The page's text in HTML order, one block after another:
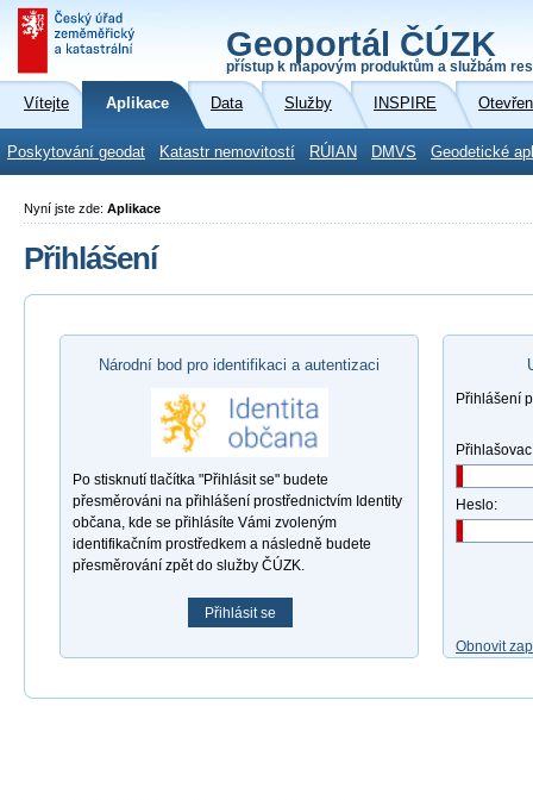
Geoportál ČÚZK
přístup k mapovým produktům a službám
Vítejte Aplikace Data Služby INSPIRE
Poskytování geodat Katastr nemovitostí RÚIAN DMVS Geodetické
Nyní jste zde: Aplikace
Přihlášení
Národní bod pro identifikaci a autentizaci
Po stisknutí tlačítka "Přihlásit se" budete
přesměrováni na přihlášení prostřednictvím Identity
občana, kde se přihlásíte Vámi zvoleným
identifikačním prostředkem a následně budete
přesměrování zpět do služby ČÚZK.
Přihlásit se
Přihlášení
Heslo:
Obnovit